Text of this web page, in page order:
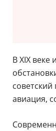
В XIX
авиация,